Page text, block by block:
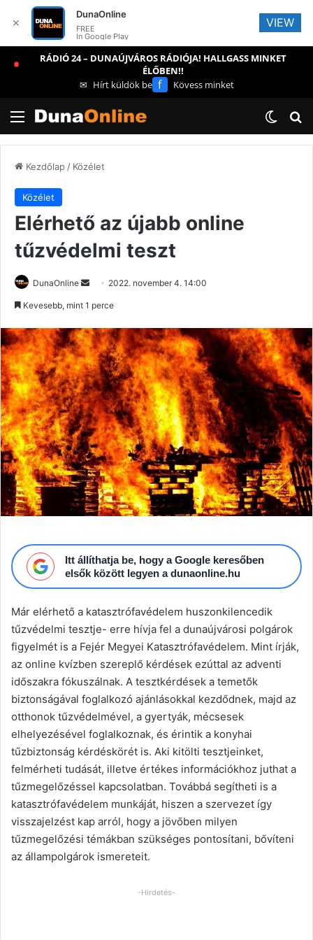
RÁDIÓ 24 – DUNAÚJVÁROS RÁDIÓJA! HALLGASS MINKET
ÉLŐBEN!!
✉ Hírt küldök be f Kövess minket
Menü
Kezdőlap/ Közélet
Közélet
Elérhető az újabb online
tűzvédelmi teszt
DunaOnline
Send 2022. november 4. 14:00
Kevesebb, mint 1 perce
Itt állíthatja be, hogy a Google keresőben
elsők között legyen a dunaonline.hu
Már elérhető a katasztrófavédelem huszonkilencedik
tűzvédelmi tesztje- erre hívja fel a dunaújvárosi polgárok
figyelmét is a Fejér Megyei Katasztrófavédelem. Mint írják,
az online kvízben szereplő kérdések ezúttal az adventi
időszakra fókuszálnak. A tesztkérdések a temetők
biztonságával foglalkozó ajánlásokkal kezdődnek, majd az
otthonok tűzvédelmével, a gyertyák, mécsesek
elhelyezésével foglalkoznak, és érintik a konyhai
tűzbiztonság kérdéskörét is. Aki kitölti tesztjeinket,
felmérheti tudását, illetve értékes információkhoz juthat a
tűzmegelőzéssel kapcsolatban. Továbbá segítheti is a
katasztrófavédelem munkáját, hiszen a szervezet így
visszajelzést kap arról, hogy a jövőben milyen
tűzmegelőzési témákban szükséges pontosítani, bővíteni
az állampolgárok ismereteit.
-Hirdetés-
✕
DunaOnline
FREE
In Google Play
VIEW